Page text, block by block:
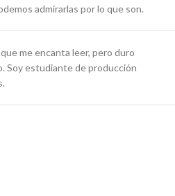
admirarlas por lo que son.
me encanta leer, pero duro
Soy estudiante de producción